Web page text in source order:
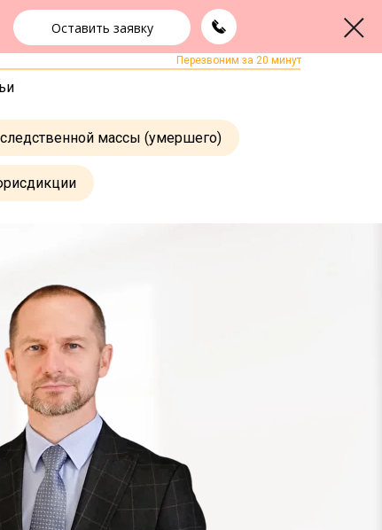
Оставить заявку ЗАКАЗАТЬ ЗВОНОК
Перезвоним за 20 минут
массы (умершего)